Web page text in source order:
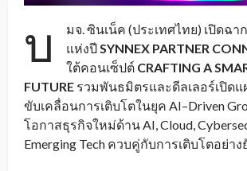
บ
มจ. ซินเน็ค (ประเทศไทย) เปิดฉ
แห่งปีSYNNEX PARTNER
ใต้คอนเซ็ปต์ CRAFTING A
FUTURE รวมพันธมิตรและดีลเลอร์เปิด
ขับเคลื่อนการเติบโตในยุค AI–Driven
โอกาสธุรกิจใหม่ด้าน AI, Cloud,
Emerging Tech ควบคู่กับการเติบโตอย่าง